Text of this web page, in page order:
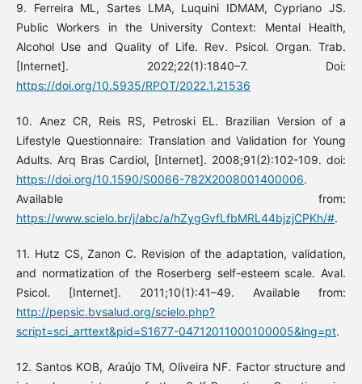
9. Ferreira ML, Sartes LMA, Luquini IDMAM, Cypriano JS.
Public Workers in the University Context: Mental Health,
Alcohol Use and Quality of Life. Rev. Psicol. Organ. Trab.
[Internet]. 2022;22(1):1840–7. Doi:
https://doi.org/10.5935/RPOT/2022.1.21536
10. Anez CR, Reis RS, Petroski EL. Brazilian Version of a
Lifestyle Questionnaire: Translation and Validation for Young
Adults. Arq Bras Cardiol, [Internet]. 2008;91(2):102-109. doi:
https://doi.org/10.1590/S0066-782X2008001400006.
Available from:
https://www.scielo.br/j/abc/a/hZygGvfLfbMRL44bjzjCPKh/#.
11. Hutz CS, Zanon C. Revision of the adaptation, validation,
and normatization of the Roserberg self-esteem scale. Aval.
Psicol. [Internet]. 2011;10(1):41–49. Available from:
http://pepsic.bvsalud.org/scielo.php?
script=sci_arttext&pid=S1677-04712011000100005&lng=pt.
12. Santos KOB, Araújo TM, Oliveira NF. Factor structure and